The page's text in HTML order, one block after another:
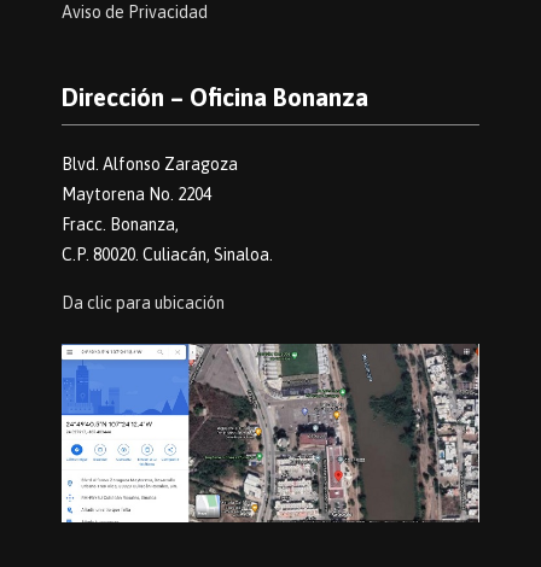
Aviso de Privacidad
Dirección – Oficina Bonanza
Blvd. Alfonso Zaragoza
Maytorena No. 2204
Fracc. Bonanza,
C.P. 80020. Culiacán, Sinaloa.
Da clic para ubicación